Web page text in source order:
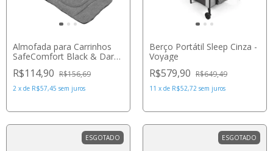
Almofada para Carrinhos
SafeComfort Black & Dark
R$114,90 R$156,69
2 x de R$57,45 sem juros
Berço Portátil Sleep Cinza -
Voyage
R$579,90 R$649,49
11 x de R$52,72 sem juros
ESGOTADO ESGOTADO